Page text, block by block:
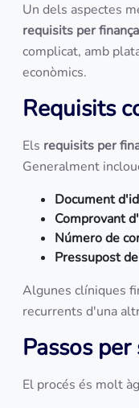
Un dels aspectes
requisits per
complicat, amb
econòmics.
Requisits
Els requisits per
Generalment
Document
Comprovant
Número de
Pressupost
Algunes clíniques
recurrents d'una
Passos
El procés és molt